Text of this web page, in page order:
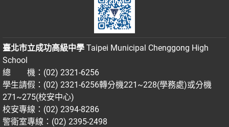
臺北市立成功高級中學 Taipei Municipal Chenggong High
School
總 機：(02) 2321-6256
學生請假：(02) 2321-6256轉分機221~228(學務處)或分機
271~275(校安中心)
校安專線：(02) 2394-8286
警衛室專線：(02) 2395-2498